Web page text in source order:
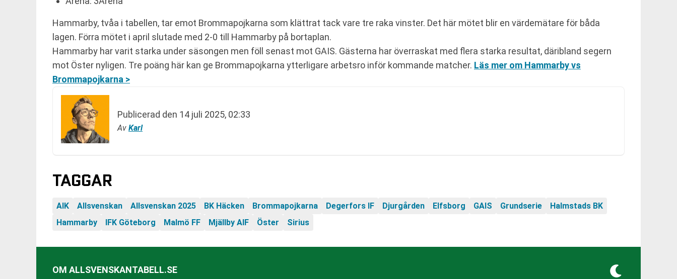
Hammarby, tvåa i tabellen, tar emot Brommapojkarna som klättrat tack vare tre raka vinster. Det här mötet blir en värdemätare för båda
lagen. Förra mötet i april slutade med 2-0 till Hammarby på bortaplan.
Hammarby har varit starka under säsongen men föll senast mot GAIS. Gästerna har överraskat med flera starka resultat, däribland segern
mot Öster nyligen. Tre poäng här kan ge Brommapojkarna ytterligare arbetsro inför kommande matcher. Läs mer om Hammarby vs
Brommapojkarna >
Publicerad den 14 juli 2025, 02:33
Av Karl
TAGGAR
AIK Allsvenskan Allsvenskan 2025 BK Häcken Brommapojkarna Degerfors IF Djurgården Elfsborg GAIS Grundserie
Halmstads BK
Hammarby
IFK Göteborg Malmö FF Mjällby AIF Öster Sirius
OM ALLSVENSKANTABELL.SE